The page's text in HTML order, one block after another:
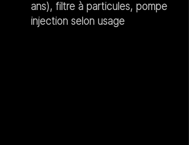
ans), filtre à particules, pompe
injection selon usage